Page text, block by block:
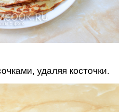
удаляя косточки.